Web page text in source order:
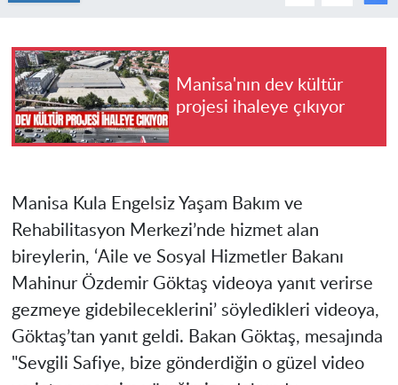
Manisa'nın dev kültür
projesi ihaleye çıkıyor
Manisa Kula Engelsiz Yaşam Bakım ve
Rehabilitasyon Merkezi’nde hizmet alan
bireylerin, ‘Aile ve Sosyal Hizmetler Bakanı
Mahinur Özdemir Göktaş videoya yanıt verirse
gezmeye gidebileceklerini’ söyledikleri videoya,
Göktaş’tan yanıt geldi. Bakan Göktaş, mesajında
"Sevgili Safiye, bize gönderdiğin o güzel video